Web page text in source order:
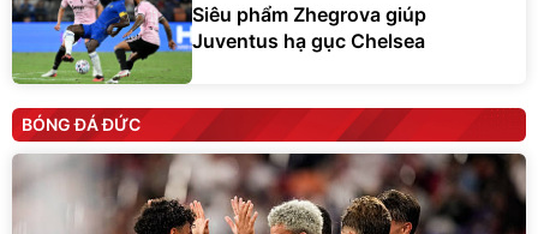
Siêu phẩm Zhegrova giúp
Juventus hạ gục Chelsea
BÓNG ĐÁ ĐỨC